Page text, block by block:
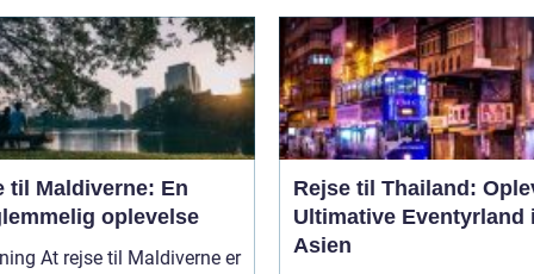
til Maldiverne: En
oplevelse
er
Rejse til Thailand:
Ultimative Eventyrland
Asien